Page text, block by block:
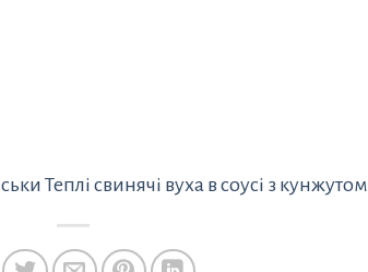
Теплі свинячі вуха в соусі з кунжутом